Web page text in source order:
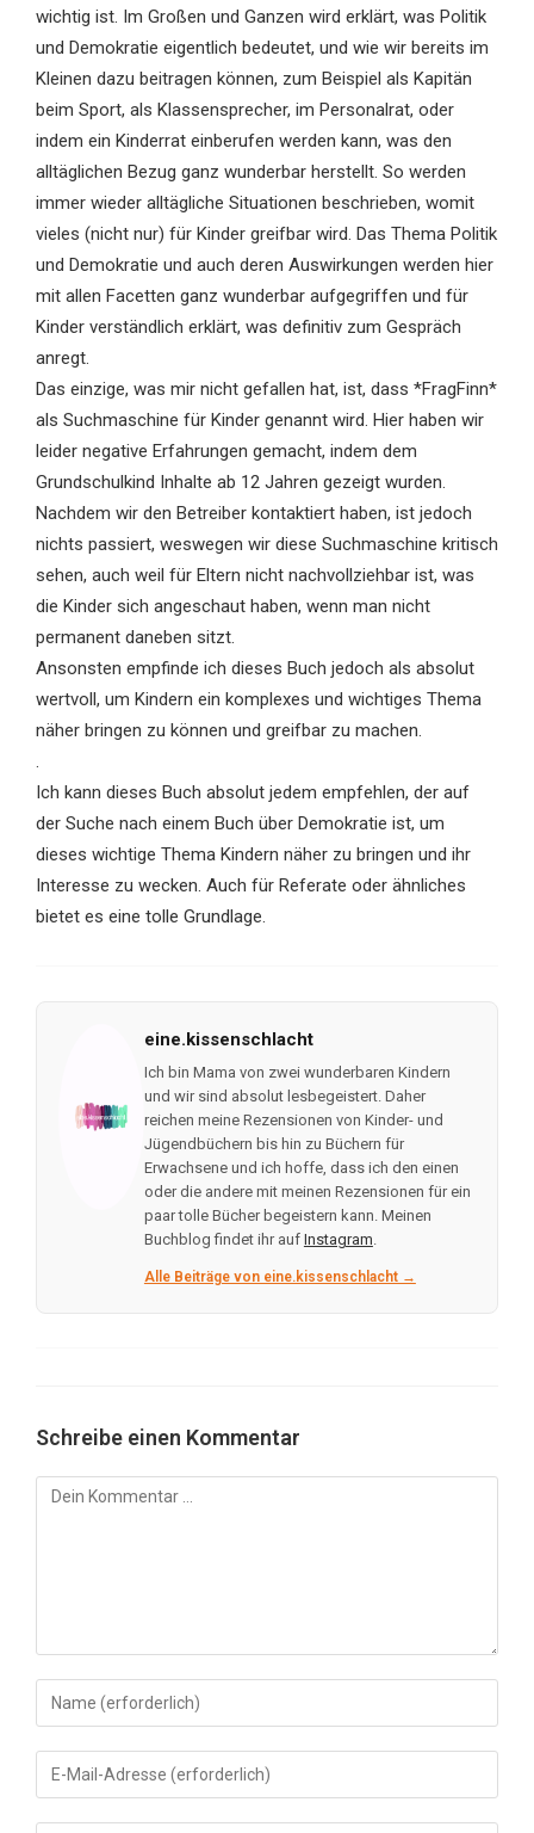
wichtig ist. Im Großen und Ganzen wird erklärt, was Politik
und Demokratie eigentlich bedeutet, und wie wir bereits im
Kleinen dazu beitragen können, zum Beispiel als Kapitän
beim Sport, als Klassensprecher, im Personalrat, oder
indem ein Kinderrat einberufen werden kann, was den
alltäglichen Bezug ganz wunderbar herstellt. So werden
immer wieder alltägliche Situationen beschrieben, womit
vieles (nicht nur) für Kinder greifbar wird. Das Thema Politik
und Demokratie und auch deren Auswirkungen werden hier
mit allen Facetten ganz wunderbar aufgegriffen und für
Kinder verständlich erklärt, was definitiv zum Gespräch
anregt.
Das einzige, was mir nicht gefallen hat, ist, dass *FragFinn*
als Suchmaschine für Kinder genannt wird. Hier haben wir
leider negative Erfahrungen gemacht, indem dem
Grundschulkind Inhalte ab 12 Jahren gezeigt wurden.
Nachdem wir den Betreiber kontaktiert haben, ist jedoch
nichts passiert, weswegen wir diese Suchmaschine kritisch
sehen, auch weil für Eltern nicht nachvollziehbar ist, was
die Kinder sich angeschaut haben, wenn man nicht
permanent daneben sitzt.
Ansonsten empfinde ich dieses Buch jedoch als absolut
wertvoll, um Kindern ein komplexes und wichtiges Thema
näher bringen zu können und greifbar zu machen.
.
Ich kann dieses Buch absolut jedem empfehlen, der auf
der Suche nach einem Buch über Demokratie ist, um
dieses wichtige Thema Kindern näher zu bringen und ihr
Interesse zu wecken. Auch für Referate oder ähnliches
bietet es eine tolle Grundlage.
eine.kissenschlacht
Ich bin Mama von zwei wunderbaren Kindern
und wir sind absolut lesbegeistert. Daher
reichen meine Rezensionen von Kinder- und
Jügendbüchern bis hin zu Büchern für
Erwachsene und ich hoffe, dass ich den einen
oder die andere mit meinen Rezensionen für ein
paar tolle Bücher begeistern kann. Meinen
Buchblog findet ihr auf Instagram.
Alle Beiträge von eine.kissenschlacht →
Schreibe einen Kommentar
Kommentar
Gib
deinen
Namen
oder
Gib
deine
E-